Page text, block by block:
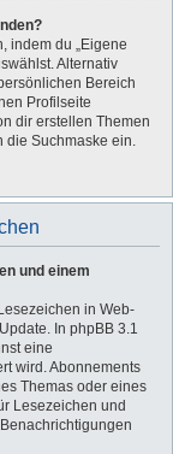
indem du „Eigene
Alternativ
Bereich
Profilseite
dir erstellen Themen
die Suchmaske ein.
und einem
in Web-
In phpBB 3.1
eine
wird. Abonnements
Themas oder eines
Lesezeichen und